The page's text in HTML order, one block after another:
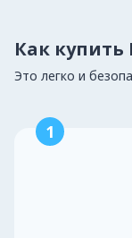
Как купить
Это легко и
1